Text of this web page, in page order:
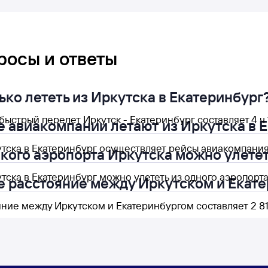
и ответы
лететь из Иркутска в
перелет Иркутск - Екатеринбург составляет 4 ч
авиакомпании летают из Иркутска в
в Екатеринбург осуществляет рейсы
аэропорта Иркутска можно
в Екатеринбург можно улететь из одного
расстояние между Иркутском и
между Иркутском и Екатеринбургом составляет 2